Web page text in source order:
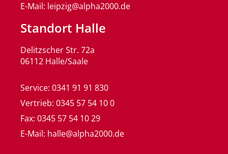
E-Mail: leipzig@alpha2000.de
Standort Halle
Delitzscher Str. 72a
06112 Halle/Saale
Service: 0341 91 91 830
Vertrieb: 0345 57 54 10 0
Fax: 0345 57 54 10 29
E-Mail: halle@alpha2000.de